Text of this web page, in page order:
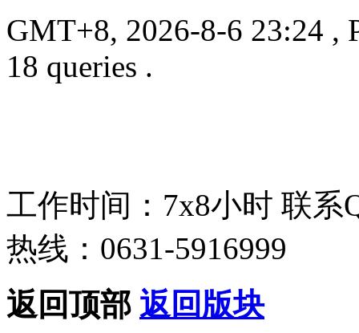
GMT+8, 2026-8-6 23:24 ,
18 queries .
工作时间：7x8小时 联系
热线：0631-5916999
返回顶部 返回版块